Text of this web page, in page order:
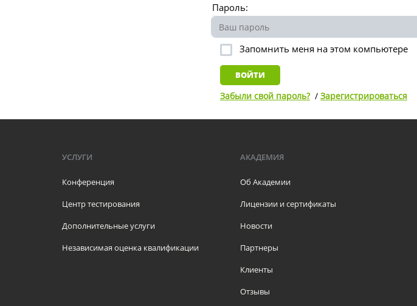
Пароль:
Запомнить меня на этом компьютере
Забыли свой пароль? / Зарегистрироваться
УСЛУГИ
Конференция
Центр тестирования
Дополнительные услуги
Независимая оценка квалификации
АКАДЕМИЯ
Об Академии
Лицензии и сертификаты
Новости
Партнеры
Клиенты
Отзывы